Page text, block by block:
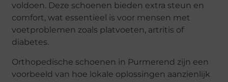
voldoen. Deze schoenen bieden extra steun en
comfort, wat essentieel is voor mensen met
voetproblemen zoals platvoeten, artritis of
diabetes.
Orthopedische schoenen in Purmerend zijn een
voorbeeld van hoe lokale oplossingen aanzienlijk